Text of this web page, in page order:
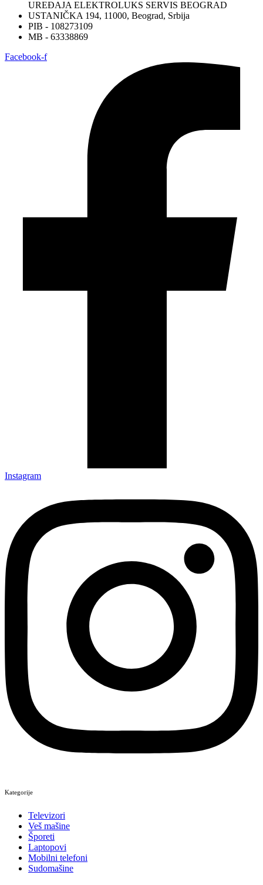
UREĐAJA ELEKTROLUKS SERVIS BEOGRAD
USTANIČKA 194, 11000, Beograd, Srbija
PIB - 108273109
MB - 63338869
Facebook-f
Instagram
Kategorije
Televizori
Veš mašine
Šporeti
Laptopovi
Mobilni telefoni
Sudomašine